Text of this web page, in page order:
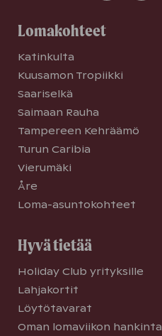
Lomakohteet
Katinkulta
Kuusamon Tropiikki
Saariselkä
Saimaan Rauha
Tampereen Kehräämö
Turun Caribia
Vierumäki
Åre
Loma-asuntokohteet
Hyvä tietää
Holiday Club yrityksille
Lahjakortit
Löytötavarat
Oman lomaviikon hankinta